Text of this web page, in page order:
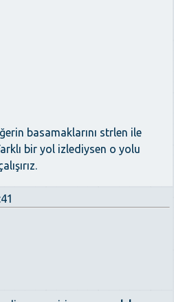
basamaklarını strlen ile
bir yol izlediysen o yolu